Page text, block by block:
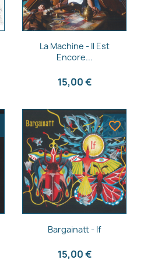
Aperçu rapide
La Machine - Il Est
Encore...
15,00 €
Aperçu rapide
Bargainatt - If
15,00 €
favorite_border